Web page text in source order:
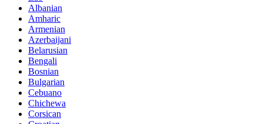
Albanian
Amharic
Armenian
Azerbaijani
Belarusian
Bengali
Bosnian
Bulgarian
Cebuano
Chichewa
Corsican